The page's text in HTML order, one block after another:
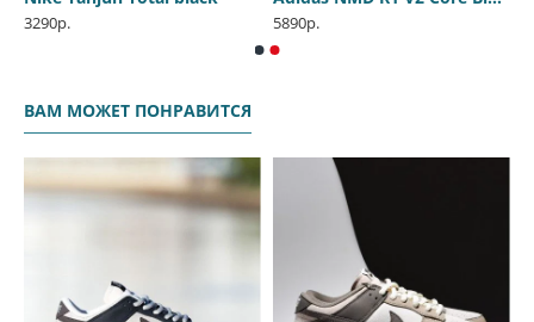
3290р. 5890р.
ВАМ МОЖЕТ ПОНРАВИТСЯ